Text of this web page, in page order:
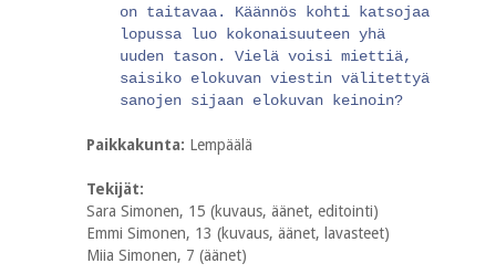
on taitavaa. Käännös kohti katsojaa
lopussa luo kokonaisuuteen yhä
uuden tason. Vielä voisi miettiä,
saisiko elokuvan viestin välitettyä
sanojen sijaan elokuvan keinoin?
Paikkakunta: Lempäälä
Tekijät:
Sara Simonen, 15 (kuvaus, äänet, editointi)
Emmi Simonen, 13 (kuvaus, äänet, lavasteet)
Miia Simonen, 7 (äänet)